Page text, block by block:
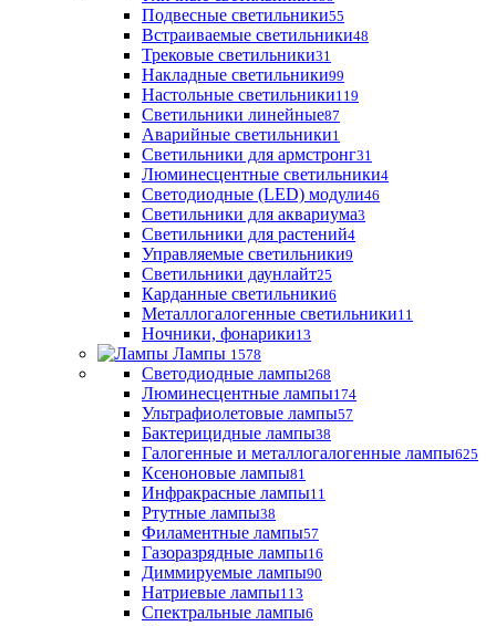
Подвесные светильники55
Встраиваемые светильники48
Трековые светильники31
Накладные светильники99
Настольные светильники119
Светильники линейные87
Аварийные светильники1
Светильники для армстронг31
Люминесцентные светильники4
Светодиодные (LED) модули46
Светильники для аквариума3
Светильники для растений4
Управляемые светильники9
Светильники даунлайт25
Карданные светильники6
Металлогалогенные светильники11
Ночники, фонарики13
Лампы 1578
Светодиодные лампы268
Люминесцентные лампы174
Ультрафиолетовые лампы57
Бактерицидные лампы38
Галогенные и металлогалогенные лампы625
Ксеноновые лампы81
Инфракрасные лампы11
Ртутные лампы38
Филаментные лампы57
Газоразрядные лампы16
Диммируемые лампы90
Натриевые лампы113
Спектральные лампы6